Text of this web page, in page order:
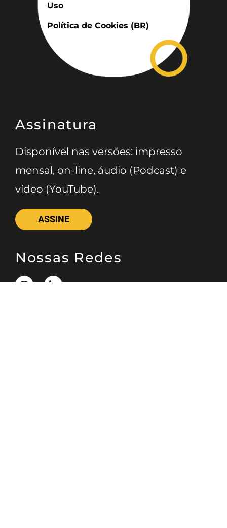
Uso
Política de Cookies (BR)
Assinatura
Disponível nas versões: impresso
mensal, on-line, áudio (Podcast) e
vídeo (YouTube).
ASSINE
Nossas Redes